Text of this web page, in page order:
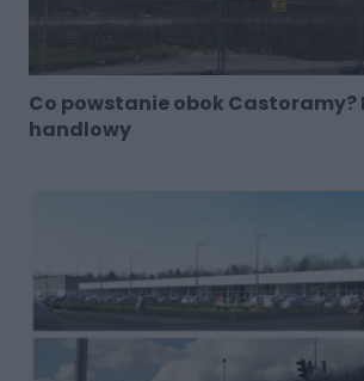
Co powstanie obok Castoramy?
handlowy